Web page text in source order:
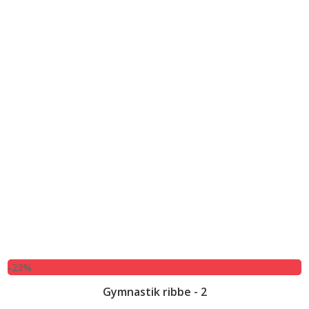
-23%
Gymnastik ribbe - 2